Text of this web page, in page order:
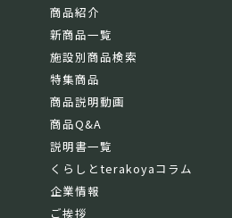
商品紹介
新商品一覧
施設別商品検索
特集商品
商品説明動画
商品Q&A
説明書一覧
くらしとterakoyaコラム
企業情報
ご挨拶